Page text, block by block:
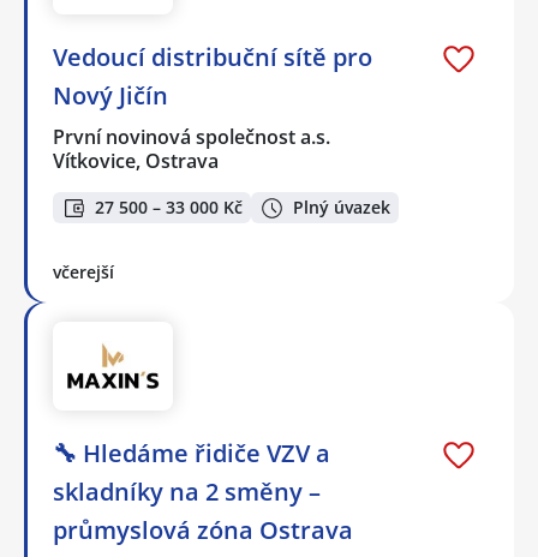
Vedoucí distribuční sítě pro
Nový Jičín
První novinová společnost a.s.
Vítkovice, Ostrava
27 500 – 33 000 Kč Plný úvazek
včerejší
🔧 Hledáme řidiče VZV a
skladníky na 2 směny –
průmyslová zóna Ostrava